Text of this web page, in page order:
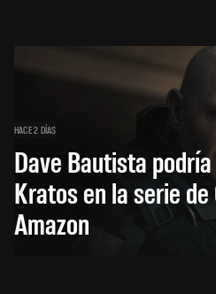
HACE 2 DÍAS
Dave Bautista
Kratos en la serie de
Amazon